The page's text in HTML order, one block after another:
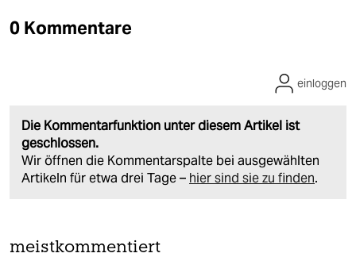
0 Kommentare
Die Kommentarfunktion unter diesem Artikel ist
geschlossen.
Wir öffnen die Kommentarspalte bei ausgewählten
Artikeln für etwa drei Tage – hier sind sie zu finden.
einloggen
meistkommentiert